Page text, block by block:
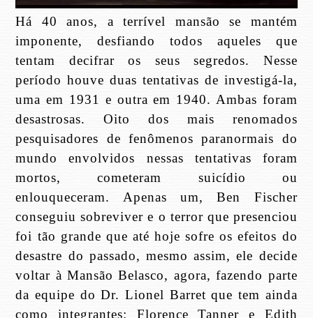
Há 40 anos, a terrível mansão se mantém
imponente, desfiando todos aqueles que
tentam decifrar os seus segredos. Nesse
período houve duas tentativas de investigá-la,
uma em 1931 e outra em 1940. Ambas foram
desastrosas. Oito dos mais renomados
pesquisadores de fenômenos paranormais do
mundo envolvidos nessas tentativas foram
mortos, cometeram suicídio ou
enlouqueceram. Apenas um, Ben Fischer
conseguiu sobreviver e o terror que presenciou
foi tão grande que até hoje sofre os efeitos do
desastre do passado, mesmo assim, ele decide
voltar à Mansão Belasco, agora, fazendo parte
da equipe do Dr. Lionel Barret que tem ainda
como integrantes: Florence Tanner e Edith